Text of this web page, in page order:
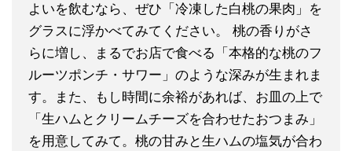
よいを飲むなら、ぜひ「冷凍した白桃の果肉」を
グラスに浮かべてみてください。 桃の香りがさ
らに増し、まるでお店で食べる「本格的な桃のフ
ルーツポンチ・サワー」のような深みが生まれま
す。また、もし時間に余裕があれば、お皿の上で
「生ハムとクリームチーズを合わせたおつまみ」
を用意してみて。桃の甘みと生ハムの塩気が合わ